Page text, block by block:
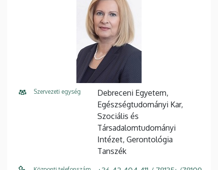
Szervezeti egység
Debreceni Egyetem,
Egészségtudományi Kar,
Szociális és
Társadalomtudományi
Intézet, Gerontológia
Tanszék